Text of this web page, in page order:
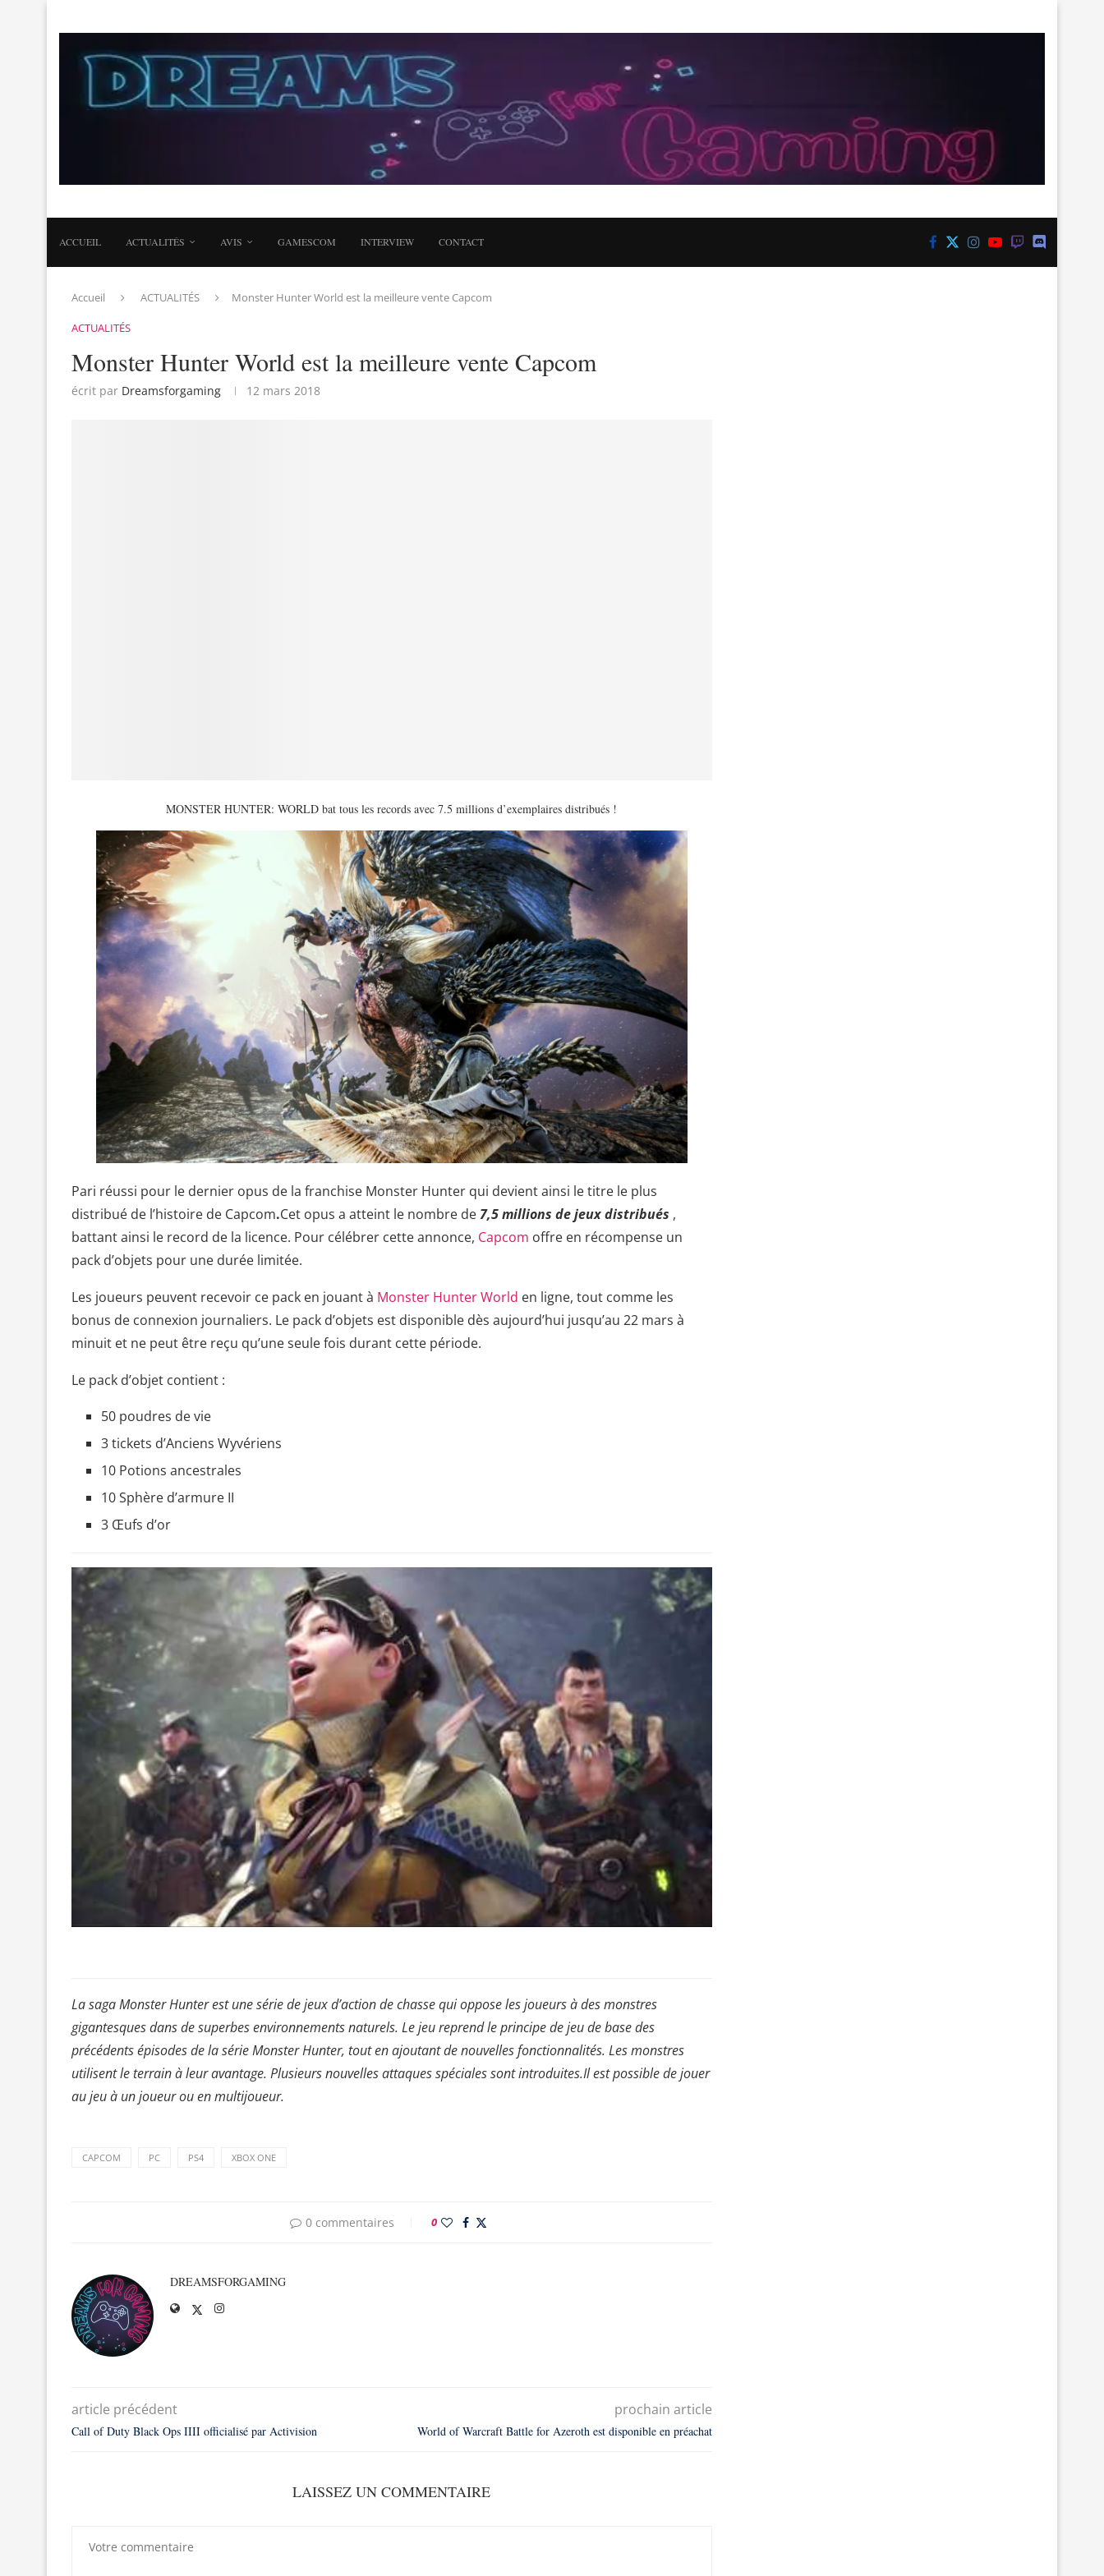
ACCUEIL ACTUALITÉS AVIS GAMESCOM INTERVIEW CONTACT
Accueil ACTUALITÉS Monster Hunter World est la meilleure vente Capcom
ACTUALITÉS
Monster Hunter World est la meilleure vente Capcom
écrit par Dreamsforgaming 12 mars 2018
MONSTER HUNTER: WORLD bat tous les records avec 7.5 millions d’exemplaires distribués !
Pari réussi pour le dernier opus de la franchise Monster Hunter qui devient ainsi le titre le plus
distribué de l’histoire de Capcom.Cet opus a atteint le nombre de7,5 millions de jeux distribués ,
battant ainsi le record de la licence. Pour célébrer cette annonce, Capcom offre en récompense un
pack d’objets pour une durée limitée.
Les joueurs peuvent recevoir ce pack en jouant à Monster Hunter World en ligne, tout comme les
bonus de connexion journaliers. Le pack d’objets est disponible dès aujourd’hui jusqu’au 22 mars à
minuit et ne peut être reçu qu’une seule fois durant cette période.
Le pack d’objet contient :
50 poudres de vie
3 tickets d’Anciens Wyvériens
10 Potions ancestrales
10 Sphère d’armure II
3 Œufs d’or
La saga Monster Hunter est une série de jeux d’action de chasse qui oppose les joueurs à des monstres
gigantesques dans de superbes environnements naturels. Le jeu reprend le principe de jeu de base des
précédents épisodes de la série Monster Hunter, tout en ajoutant de nouvelles fonctionnalités. Les monstres
utilisent le terrain à leur avantage. Plusieurs nouvelles attaques spéciales sont introduites.Il est possible de jouer
au jeu à un joueur ou en multijoueur.
CAPCOM PC PS4 XBOX ONE
0 commentaires 0
DREAMSFORGAMING
article précédent
Call of Duty Black Ops IIII officialisé par Activision
prochain article
World of Warcraft Battle for Azeroth est disponible en préachat
LAISSEZ UN COMMENTAIRE